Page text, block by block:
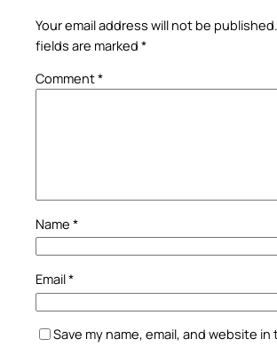
Your email address will not be published.
fields are marked *
Comment*
Name *
Email*
Save my name, email, and website